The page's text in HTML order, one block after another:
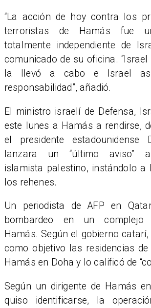
“La acción de hoy contra los
terroristas de Hamás fue
totalmente independiente de
comunicado de su oficina. “Israel
la llevó a cabo e Israel
responsabilidad”, añadió.
El ministro israelí de Defensa,
este lunes a Hamás a rendirse,
el presidente estadounidense
lanzara un “último aviso”
islamista palestino, instándolo a
los rehenes.
Un periodista de AFP en
bombardeo en un complejo
Hamás. Según el gobierno
como objetivo las residencias
Hamás en Doha y lo calificó de
Según un dirigente de Hamás
quiso identificarse, la